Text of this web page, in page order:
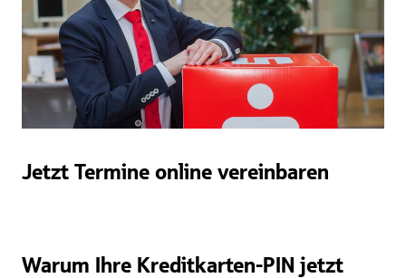
Jetzt Termine online vereinbaren
Warum Ihre Kreditkarten-PIN jetzt